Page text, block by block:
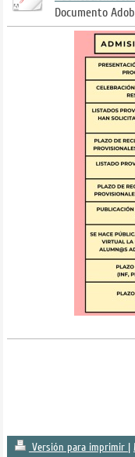
Documento
Versión para imprimir |